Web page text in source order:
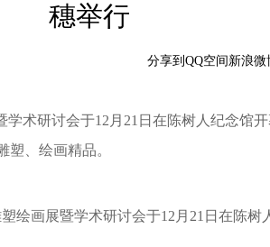
穗举行
分享到 QQ空间 新浪微
术研讨会于12月21日在陈树人纪念馆
塑、绘画精品。
绘画展暨学术研讨会于12月21日在陈树